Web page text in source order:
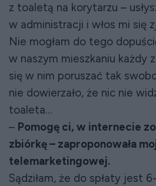
z toaletą na korytarzu –
w administracji i włos mi się
Nie mogłam do tego
w naszym mieszkaniu każdy
się w nim poruszać tak
nie dowierzało, że nic nie
toaleta…
– Pomogę ci, w internecie
zbiórkę – zaproponowała
telemarketingowej.
Sądziłam, że do spłaty jest